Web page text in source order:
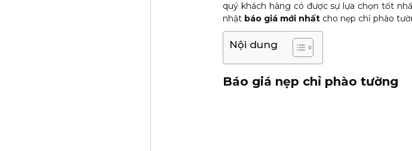
quý khách hàng có được sự lựa chọn tốt
nhật báo giá mới nhất cho nẹp chỉ phào
Nội dung
Báo giá nẹp chỉ phào tường